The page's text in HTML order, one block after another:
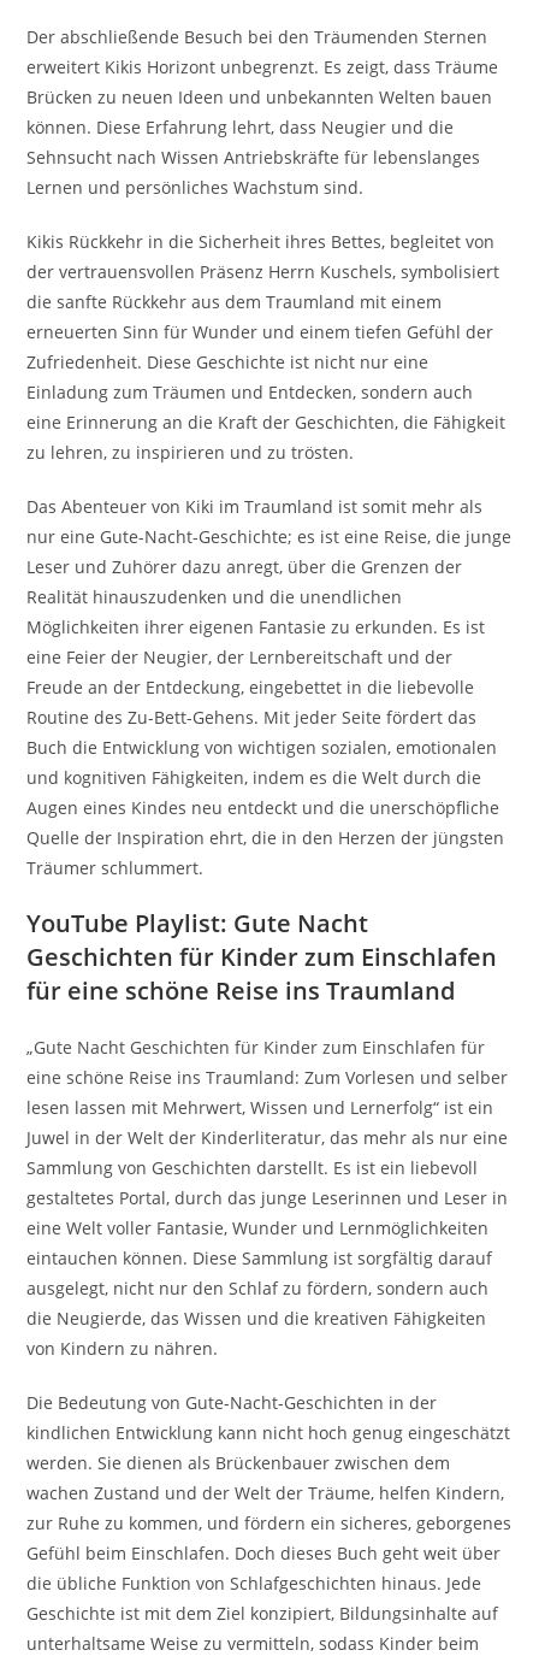
Der abschließende Besuch bei den Träumenden Sternen
erweitert Kikis Horizont unbegrenzt. Es zeigt, dass Träume
Brücken zu neuen Ideen und unbekannten Welten bauen
können. Diese Erfahrung lehrt, dass Neugier und die
Sehnsucht nach Wissen Antriebskräfte für lebenslanges
Lernen und persönliches Wachstum sind.
Kikis Rückkehr in die Sicherheit ihres Bettes, begleitet von
der vertrauensvollen Präsenz Herrn Kuschels, symbolisiert
die sanfte Rückkehr aus dem Traumland mit einem
erneuerten Sinn für Wunder und einem tiefen Gefühl der
Zufriedenheit. Diese Geschichte ist nicht nur eine
Einladung zum Träumen und Entdecken, sondern auch
eine Erinnerung an die Kraft der Geschichten, die Fähigkeit
zu lehren, zu inspirieren und zu trösten.
Das Abenteuer von Kiki im Traumland ist somit mehr als
nur eine Gute-Nacht-Geschichte; es ist eine Reise, die junge
Leser und Zuhörer dazu anregt, über die Grenzen der
Realität hinauszudenken und die unendlichen
Möglichkeiten ihrer eigenen Fantasie zu erkunden. Es ist
eine Feier der Neugier, der Lernbereitschaft und der
Freude an der Entdeckung, eingebettet in die liebevolle
Routine des Zu-Bett-Gehens. Mit jeder Seite fördert das
Buch die Entwicklung von wichtigen sozialen, emotionalen
und kognitiven Fähigkeiten, indem es die Welt durch die
Augen eines Kindes neu entdeckt und die unerschöpfliche
Quelle der Inspiration ehrt, die in den Herzen der jüngsten
Träumer schlummert.
YouTube Playlist: Gute Nacht
Geschichten für Kinder zum Einschlafen
für eine schöne Reise ins Traumland
„Gute Nacht Geschichten für Kinder zum Einschlafen für
eine schöne Reise ins Traumland: Zum Vorlesen und selber
lesen lassen mit Mehrwert, Wissen und Lernerfolg“ ist ein
Juwel in der Welt der Kinderliteratur, das mehr als nur eine
Sammlung von Geschichten darstellt. Es ist ein liebevoll
gestaltetes Portal, durch das junge Leserinnen und Leser in
eine Welt voller Fantasie, Wunder und Lernmöglichkeiten
eintauchen können. Diese Sammlung ist sorgfältig darauf
ausgelegt, nicht nur den Schlaf zu fördern, sondern auch
die Neugierde, das Wissen und die kreativen Fähigkeiten
von Kindern zu nähren.
Die Bedeutung von Gute-Nacht-Geschichten in der
kindlichen Entwicklung kann nicht hoch genug eingeschätzt
werden. Sie dienen als Brückenbauer zwischen dem
wachen Zustand und der Welt der Träume, helfen Kindern,
zur Ruhe zu kommen, und fördern ein sicheres, geborgenes
Gefühl beim Einschlafen. Doch dieses Buch geht weit über
die übliche Funktion von Schlafgeschichten hinaus. Jede
Geschichte ist mit dem Ziel konzipiert, Bildungsinhalte auf
unterhaltsame Weise zu vermitteln, sodass Kinder beim